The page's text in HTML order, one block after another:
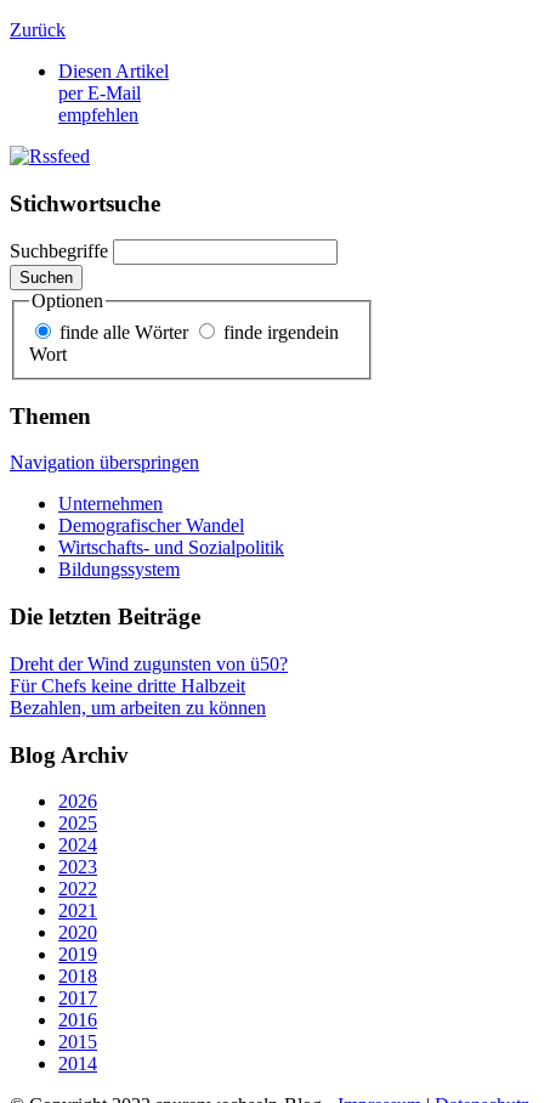
Zurück
Diesen Artikel
per E-Mail
empfehlen
Stichwortsuche
Suchbegriffe
Suchen
Optionen
finde alle Wörter
finde irgendein
Wort
Themen
Navigation überspringen
Unternehmen
Demografischer Wandel
Wirtschafts- und Sozialpolitik
Bildungssystem
Die letzten Beiträge
Dreht der Wind zugunsten von ü50?
Für Chefs keine dritte Halbzeit
Bezahlen, um arbeiten zu können
Blog Archiv
2026
2025
2024
2023
2022
2021
2020
2019
2018
2017
2016
2015
2014